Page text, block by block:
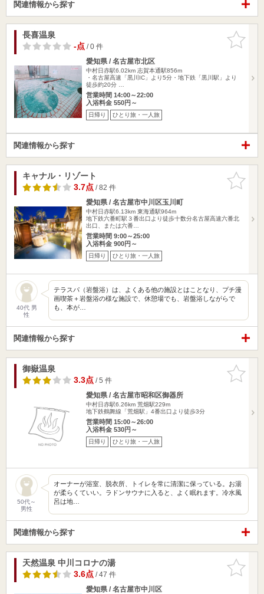
関連情報から探す
お気に入
りに追加
長喜温泉
-点/ 0 件
愛知県 / 名古屋市北区
中村日赤駅6.02km 志賀本通駅856m
・名古屋高速「黒川IC」より5分・地下鉄「黒川駅」より
徒歩約20分 …
営業時間 14:00～22:00
入浴料金 550円～
日帰り ひとり旅・一人旅
関連情報から探す
お気に入
りに追加
キャナル・リゾート
3.7点/ 82 件
愛知県 / 名古屋市中川区玉川町
中村日赤駅6.13km 東海通駅964m
地下鉄六番町駅３番出口より徒歩十数分名古屋高速六番北
出口、または六番…
営業時間 9:00～25:00
入浴料金 900円～
日帰り ひとり旅・一人旅
40代 男
性
テラスパ（岩盤浴）は、よくある他の施設とはことなり、プチ漫
画喫茶＋岩盤浴の様な施設で、休憩場でも、岩盤浴しながらで
も、本が…
関連情報から探す
お気に入
りに追加
御嶽温泉
3.3点/ 5 件
愛知県 / 名古屋市昭和区御器所
中村日赤駅6.26km 荒畑駅229m
地下鉄鶴舞線「荒畑駅」4番出口より徒歩3分
営業時間 15:00～26:00
入浴料金 530円～
日帰り ひとり旅・一人旅
50代～
男性
オーナーが浴室、脱衣所、トイレを常に清潔に保っている。お湯
が柔らくていい。ラドンサウナに入ると、よく眠れます。冷水風
呂は地…
関連情報から探す
お気に入
りに追加
天然温泉 中川コロナの湯
3.6点/ 47 件
愛知県 / 名古屋市中川区